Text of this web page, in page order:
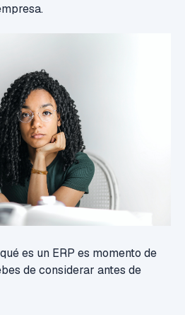
es un ERP es momento de
de considerar antes de